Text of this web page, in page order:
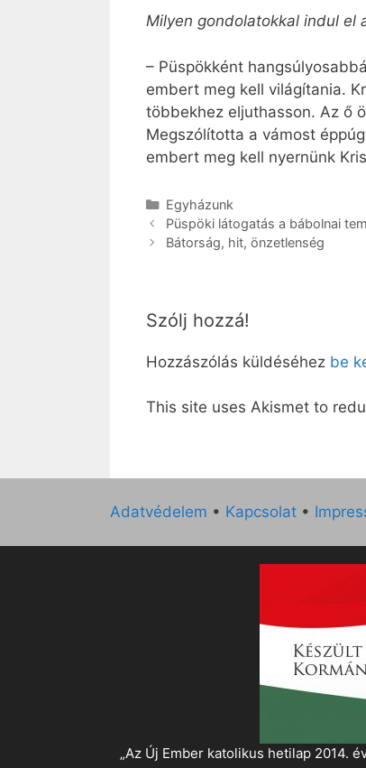
Milyen gondolatokkal indul el
– Püspökként
embert meg kell világítania.
többekhez eljuthasson. Az ő
Megszólította a vámost
embert meg kell nyernünk
Kategória
Egyházunk
Püspöki látogatás a bábolnai
Bátorság, hit, önzetlenség
Szólj hozzá!
Hozzászólás küldéséhez be
This site uses Akismet to
Adatvédelem • Kapcsolat •
„Az Új Ember katolikus hetilap 2014.